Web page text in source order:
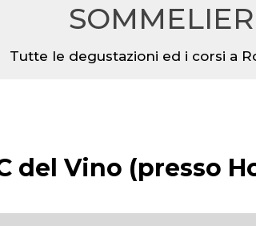
Tutte le degustazioni ed i corsi a
del Vino (presso